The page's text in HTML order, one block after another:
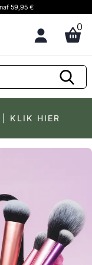
(We speak English)
0
| KLIK HIER